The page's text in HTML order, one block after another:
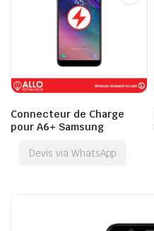
Connecteur de Charge
pour A6+ Samsung
Devis via WhatsApp